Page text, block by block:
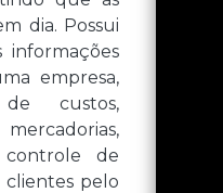
dia. Possui
informações
empresa,
custos,
controle de
pelo